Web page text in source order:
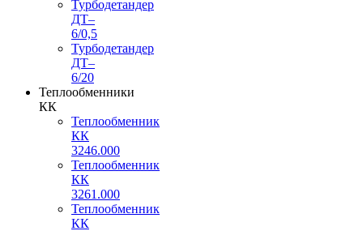
Турбодетандер
ДТ–
6/0,5
Турбодетандер
ДТ–
6/20
Теплообменники
КК
Теплообменник
КК
3246.000
Теплообменник
КК
3261.000
Теплообменник
КК